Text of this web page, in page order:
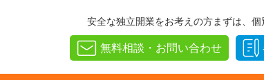
安全な独立開業をお考えの方まずは、
無料相談・お問い合わせ